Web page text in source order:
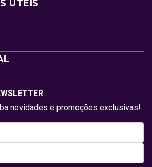
ÚTEIS
novidades e promoções exclusivas!